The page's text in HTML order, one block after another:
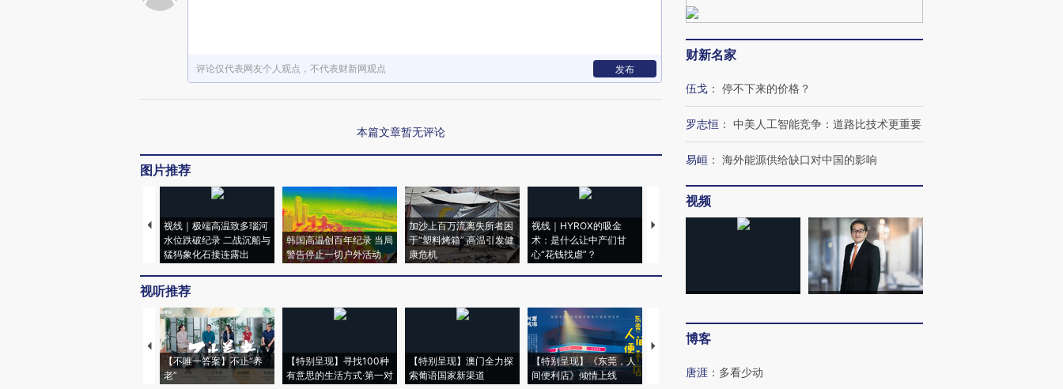
评论仅代表网友个人观点，不代表财新网观点 发布
本篇文章暂无评论
图片推荐
视线｜极端高温致多瑙河
水位跌破纪录 二战沉船与
猛犸象化石接连露出
韩国高温创百年纪录 当局
警告停止一切户外活动
加沙上百万流离失所者困
于“塑料烤箱” 高温引发健
康危机
视线｜HYROX的吸金
术：是什么让中产们甘
心“花钱找虐”？
马航飞行员跨国走私7万
视线｜被称为“蟑螂”的印
度Z世代 用街头抗争将教
育部长拱下台
视线｜“入侵”还是“人道危
机”？难民潮撕裂西班牙
视听推荐
【不唯一答案】不止“养
老”
【特别呈现】寻找100种
有意思的生活方式·第一对
【特别呈现】澳门全力探
索葡语国家新渠道
【特别呈现】《东莞，人
间便利店》倾情上线
【推广】走进第四届链博
财新名家
伍戈 ： 停不下来的价格？
罗志恒 ： 中美人工智能竞争：道路比技术更重要
易峘 ： 海外能源供给缺口对中国的影响
视频
博客
唐涯 ： 多看少动